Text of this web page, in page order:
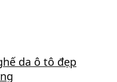
da ô tô đẹp